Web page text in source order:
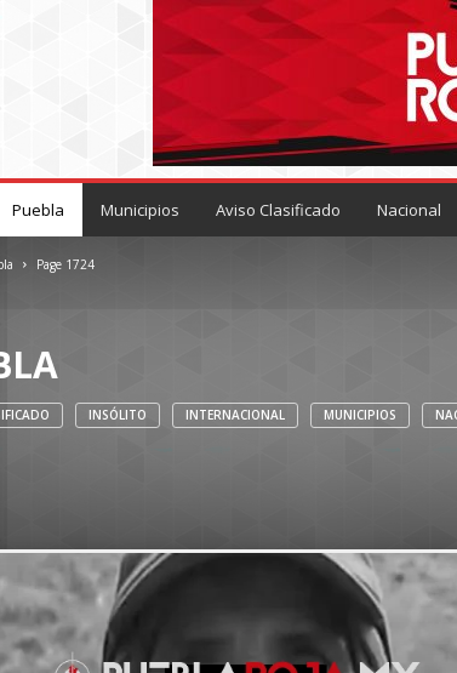
Puebla Municipios Aviso Clasificado Nacional
Page 1724
INSÓLITO INTERNACIONAL MUNICIPIOS